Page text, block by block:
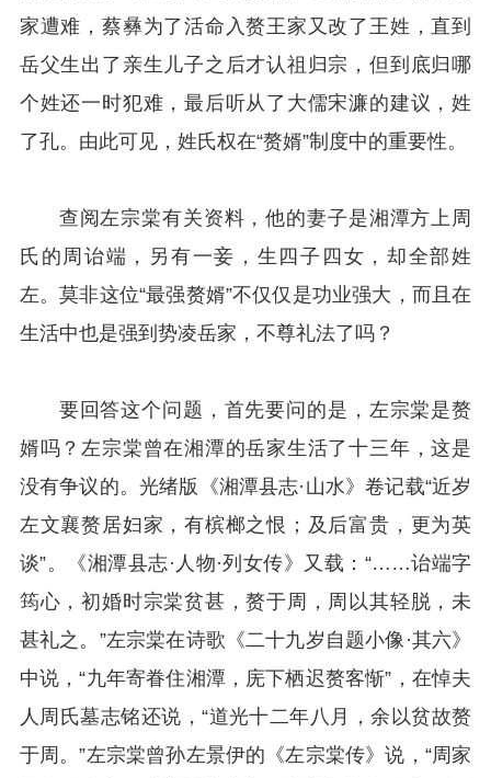
家遭难，蔡彝为了活命入赘王家又改了王姓，直到
岳父生出了亲生儿子之后才认祖归宗，但到底归哪
个姓还一时犯难，最后听从了大儒宋濂的建议，姓
了孔。由此可见，姓氏权在“赘婿”制度中的重要性。
查阅左宗棠有关资料，他的妻子是湘潭方上周
氏的周诒端，另有一妾， 生四子四女，却全部姓
左。莫非这位“最强赘婿”不仅仅是功业强大，而且在
生活中也是强到势凌岳家 ，不尊礼法了吗？
要回答这个问题，首先要问的是，左宗棠是赘
婿吗？左宗棠曾在湘潭的岳家生活了十三年，这是
没有争议的。光绪版《湘潭县志·山水》卷记载“近岁
左文襄赘居妇家，有槟榔之恨；及后富贵，更为英
谈”。《湘潭县志·人物·列女传》又载：“……诒端字
筠心，初婚时宗棠贫甚，赘于周，周以其轻脱，未
甚礼之。”左宗棠在诗歌《二十九岁自题小像·其六》
中说，“九年寄眷住湘潭，庑下栖迟赘客惭”，在悼夫
人周氏墓志铭还说，“道光十二年八月，余以贫故赘
于周。”左宗棠曾孙左景伊的《左宗棠传》说，“周家